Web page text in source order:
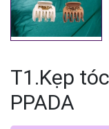
T1.Kẹp
PPADA